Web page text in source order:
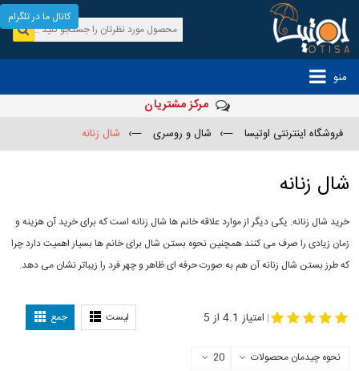
منو
مرکز مشتریان
فروشگاه اینترنتی اوتیسا —› شال و روسری —› شال زنانه
شال زنانه
خرید شال زنانه. یکی دیگر از موارد علاقه خانم ها شال زنانه است که برای خرید آن هزینه و
زمان زیادی را صرف می کنند همچنین نحوه بستن شال برای خانم ها بسیار اهمیت دارد چرا
که طرز بستن شال زنانه آن هم به صورت حرفه ای ظاهر و چهر فرد را زیباتر نشان می دهد.
لیست جمع | امتیاز 4.1 از 5
نحوه چیدمان محصولات 20
کانال ما در تلگرام